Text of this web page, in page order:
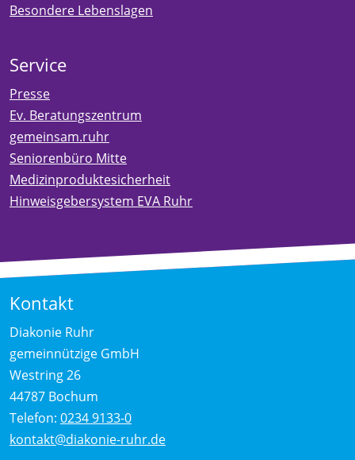
Besondere Lebenslagen
Service
Presse
Ev. Beratungszentrum
gemeinsam.ruhr
Seniorenbüro Mitte
Medizinproduktesicherheit
Hinweisgebersystem EVA Ruhr
Kontakt
Diakonie Ruhr
gemeinnützige GmbH
Westring 26
44787 Bochum
Telefon: 0234 9133-0
kontakt@diakonie-ruhr.de